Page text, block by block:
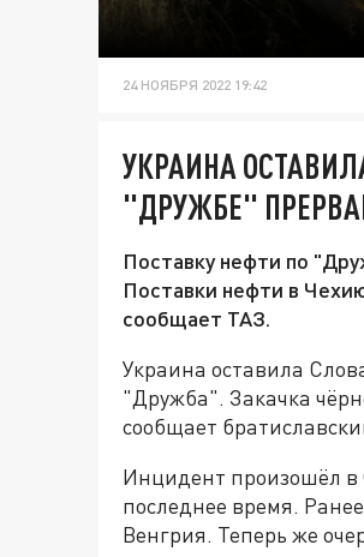
24 НОЯБРЯ 2022 19:42
УКРАИНА
"ДРУЖБЕ"
Поставку нефти по
Поставки нефти в
сообщает ТАЗ.
Украина оставила
"Дружба". Закачка
сообщает
Инцидент произошёл в
последнее время.
Венгрия. Теперь же